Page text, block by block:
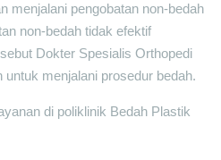
menjalani pengobatan non-bedah
non-bedah tidak efektif
Dokter Spesialis Orthopedi
menjalani prosedur bedah.
di poliklinik Bedah Plastik